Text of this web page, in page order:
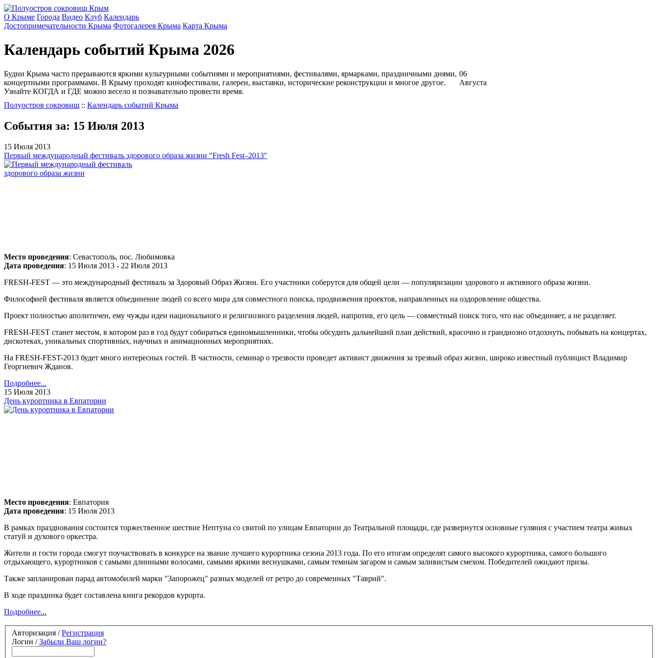
О Крыме Города Видео Клуб Календарь
Достопримечательности Крыма Фотогалерея Крыма Карта Крыма
Календарь событий Крыма 2026
Будни Крыма часто прерываются яркими культурными событиями и мероприятиями, фестивалями, ярмарками, праздничными днями,
концертными программами. В Крыму проходят кинофестивали, галереи, выставки, исторические реконструкции и многое другое.
Узнайте КОГДА и ГДЕ можно весело и познавательно провести время.
06
Августа
Полуостров сокровищ :: Календарь событий Крыма
События за: 15 Июля 2013
15 Июля 2013
Первый международный фестиваль здорового образа жизни "Fresh Fest–2013"
Место проведения: Севастополь, пос. Любимовка
Дата проведения: 15 Июля 2013 - 22 Июля 2013
FRESH-FEST — это международный фестиваль за Здоровый Образ Жизни. Его участники соберутся для общей цели — популяризации здорового и активного образа жизни.
Философией фестиваля является объединение людей со всего мира для совместного поиска, продвижения проектов, направленных на оздоровление общества.
Проект полностью аполитичен, ему чужды идеи национального и религиозного разделения людей, напротив, его цель — совместный поиск того, что нас объединяет, а не разделяет.
FRESH-FEST станет местом, в котором раз в год будут собираться единомышленники, чтобы обсудить дальнейший план действий, красочно и грандиозно отдохнуть, побывать на концертах,
дискотеках, уникальных спортивных, научных и анимационных мероприятиях.
На FRESH-FEST-2013 будет много интересных гостей. В частности, семинар о трезвости проведет активист движения за трезвый образ жизни, широко известный публицист Владимир
Георгиевич Жданов.
Подробнее...
15 Июля 2013
День курортника в Евпатории
Место проведения: Евпатория
Дата проведения: 15 Июля 2013
В рамках празднования состоится торжественное шествие Нептуна со свитой по улицам Евпатории до Театральной площади, где развернутся основные гуляния с участием театра живых
статуй и духового оркестра.
Жители и гости города смогут поучаствовать в конкурсе на звание лучшего курортника сезона 2013 года. По его итогам определят самого высокого курортника, самого большого
отдыхающего, курортников с самыми длинными волосами, самыми яркими веснушками, самым темным загаром и самым заливистым смехом. Победителей ожидают призы.
Также запланирован парад автомобилей марки "Запорожец" разных моделей от ретро до современных "Таврий".
В ходе праздника будет составлена книга рекордов курорта.
Подробнее...
Авторизация /Регистрация
Логин /Забыли Ваш логин?